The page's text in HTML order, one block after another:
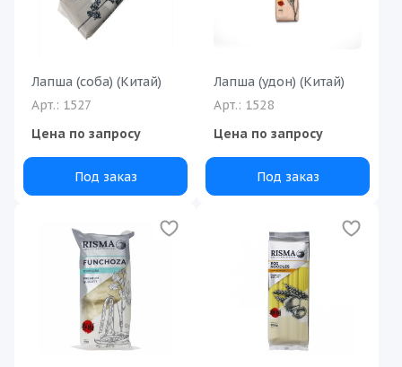
Лапша (соба) (Китай)
Арт.: 1527
Цена по запросу
Под заказ
Лапша (удон) (Китай)
Арт.: 1528
Цена по запросу
Под заказ